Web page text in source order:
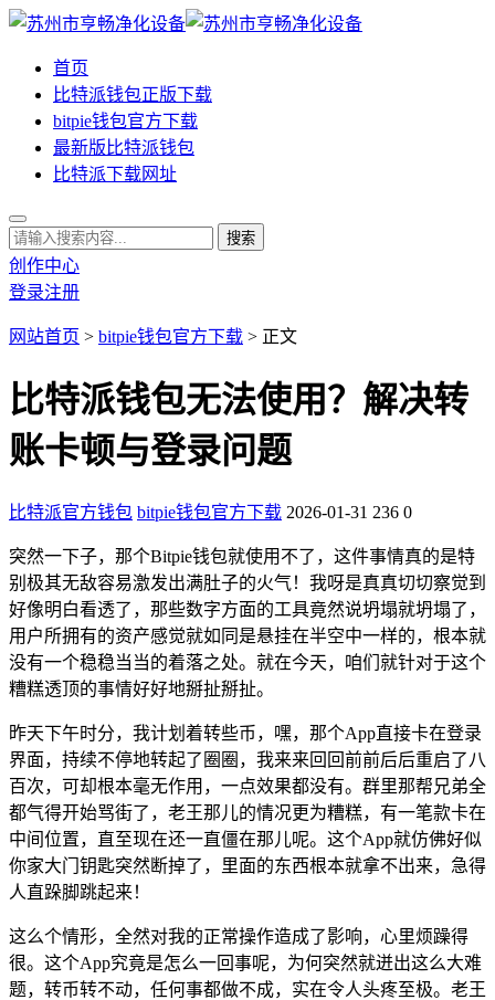
首页
比特派钱包正版下载
bitpie钱包官方下载
最新版比特派钱包
比特派下载网址
创作中心
登录注册
网站首页 > bitpie钱包官方下载 > 正文
比特派钱包无法使用？解决转
账卡顿与登录问题
比特派官方钱包 bitpie钱包官方下载 2026-01-31 236 0
突然一下子，那个Bitpie钱包就使用不了，这件事情真的是特
别极其无敌容易激发出满肚子的火气！我呀是真真切切察觉到
好像明白看透了，那些数字方面的工具竟然说坍塌就坍塌了，
用户所拥有的资产感觉就如同是悬挂在半空中一样的，根本就
没有一个稳稳当当的着落之处。就在今天，咱们就针对于这个
糟糕透顶的事情好好地掰扯掰扯。
昨天下午时分，我计划着转些币，嘿，那个App直接卡在登录
界面，持续不停地转起了圈圈，我来来回回前前后后重启了八
百次，可却根本毫无作用，一点效果都没有。群里那帮兄弟全
都气得开始骂街了，老王那儿的情况更为糟糕，有一笔款卡在
中间位置，直至现在还一直僵在那儿呢。这个App就仿佛好似
你家大门钥匙突然断掉了，里面的东西根本就拿不出来，急得
人直跺脚跳起来！
这么个情形，全然对我的正常操作造成了影响，心里烦躁得
很。这个App究竟是怎么一回事呢，为何突然就迸出这么大难
题，转币转不动，任何事都做不成，实在令人头疼至极。老王